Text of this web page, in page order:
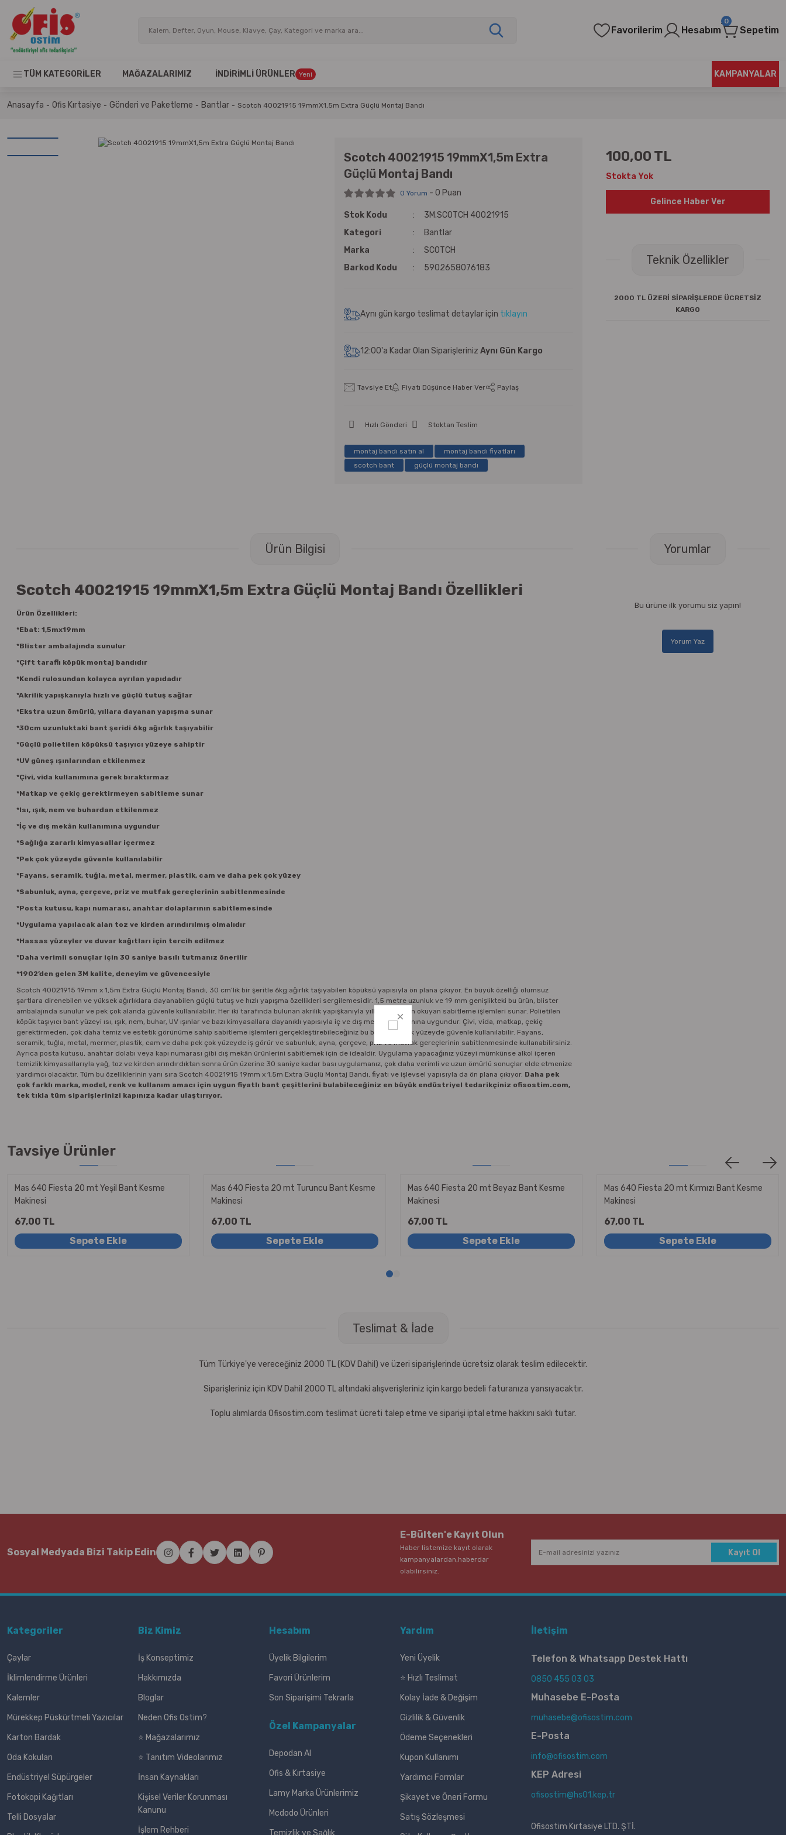
Favorilerim Hesabım Sepetim
0
TÜM KATEGORİLER MAĞAZALARIMIZ İNDİRİMLİ ÜRÜNLER Yeni KAMPANYALAR
Anasayfa Ofis Kırtasiye Gönderi ve Paketleme Bantlar Scotch 40021915 19mmX1,5m Extra Güçlü Montaj Bandı
Scotch 40021915 19mmX1,5m Extra
Güçlü Montaj Bandı
0 Yorum - 0 Puan
Stok Kodu
3M.SCOTCH 40021915
Kategori
Bantlar
Marka
SCOTCH
Barkod Kodu
5902658076183
Aynı gün kargo teslimat detaylar için tıklayın
12:00'a Kadar Olan Siparişleriniz Aynı Gün Kargo
Tavsiye Et Fiyatı Düşünce Haber Ver Paylaş
Hızlı Gönderi Stoktan Teslim
montaj bandı satın al
montaj bandı fiyatları
scotch bant
güçlü montaj bandı
100,00 TL
Stokta Yok
Gelince Haber Ver
Teknik Özellikler
2000 TL ÜZERİ SİPARİŞLERDE ÜCRETSİZ
KARGO
Ürün Bilgisi
Scotch 40021915 19mmX1,5m Extra Güçlü Montaj Bandı Özellikleri
Ürün Özellikleri:
*Ebat: 1,5mx19mm
*Blister ambalajında sunulur
*Çift taraflı köpük montaj bandıdır
*Kendi rulosundan kolayca ayrılan yapıdadır
*Akrilik yapışkanıyla hızlı ve güçlü tutuş sağlar
*Ekstra uzun ömürlü, yıllara dayanan yapışma sunar
*30cm uzunluktaki bant şeridi 6kg ağırlık taşıyabilir
*Güçlü polietilen köpüksü taşıyıcı yüzeye sahiptir
*UV güneş ışınlarından etkilenmez
*Çivi, vida kullanımına gerek bıraktırmaz
*Matkap ve çekiç gerektirmeyen sabitleme sunar
*Isı, ışık, nem ve buhardan etkilenmez
*İç ve dış mekân kullanımına uygundur
*Sağlığa zararlı kimyasallar içermez
*Pek çok yüzeyde güvenle kullanılabilir
*Fayans, seramik, tuğla, metal, mermer, plastik, cam ve daha pek çok yüzey
*Sabunluk, ayna, çerçeve, priz ve mutfak gereçlerinin sabitlenmesinde
*Posta kutusu, kapı numarası, anahtar dolaplarının sabitlemesinde
*Uygulama yapılacak alan toz ve kirden arındırılmış olmalıdır
*Hassas yüzeyler ve duvar kağıtları için tercih edilmez
*Daha verimli sonuçlar için 30 saniye basılı tutmanız önerilir
*1902’den gelen 3M kalite, deneyim ve güvencesiyle
Scotch 40021915 19mm x 1,5m Extra Güçlü Montaj Bandı, 30 cm’lik bir şeritle 6kg ağırlık taşıyabilen köpüksü yapısıyla ön plana çıkıyor. En büyük özelliği olumsuz
şartlara direnebilen ve yüksek ağırlıklara dayanabilen güçlü tutuş ve hızlı yapışma özellikleri sergilemesidir. 1,5 metre uzunluk ve 19 mm genişlikteki bu ürün, blister
ambalajında sunulur ve pek çok alanda güvenle kullanılabilir. Her iki tarafında bulunan akrilik yapışkanıyla yıllara meydan okuyan sabitleme işlemleri sunar. Polietilen
köpük taşıyıcı bant yüzeyi ısı, ışık, nem, buhar, UV ışınlar ve bazı kimyasallara dayanıklı yapısıyla iç ve dış mekân kullanımına uygundur. Çivi, vida, matkap, çekiç
gerektirmeden, çok daha temiz ve estetik görünüme sahip sabitleme işlemleri gerçekleştirebileceğiniz bu bant, pek çok yüzeyde güvenle kullanılabilir. Fayans,
seramik, tuğla, metal, mermer, plastik, cam ve daha pek çok yüzeyde iş görür ve sabunluk, ayna, çerçeve, priz ve mutfak gereçlerinin sabitlenmesinde kullanabilirsiniz.
Ayrıca posta kutusu, anahtar dolabı veya kapı numarası gibi dış mekân ürünlerini sabitlemek için de idealdir. Uygulama yapacağınız yüzeyi mümkünse alkol içeren
temizlik kimyasallarıyla yağ, toz ve kirden arındırdıktan sonra ürün üzerine 30 saniye kadar bası uygulamanız, çok daha verimli ve uzun ömürlü sonuçlar elde etmenize
yardımcı olacaktır. Tüm bu özelliklerinin yanı sıra Scotch 40021915 19mm x 1,5m Extra Güçlü Montaj Bandı, fiyatı ve işlevsel yapısıyla da ön plana çıkıyor. Daha pek
çok farklı marka, model, renk ve kullanım amacı için uygun fiyatlı bant çeşitlerini bulabileceğiniz en büyük endüstriyel tedarikçiniz ofisostim.com,
tek tıkla tüm siparişlerinizi kapınıza kadar ulaştırıyor.
Yorumlar
Bu ürüne ilk yorumu siz yapın!
Yorum Yaz
Tavsiye Ürünler
Mas 640 Fiesta 20 mt Yeşil Bant Kesme
Makinesi
67,00 TL
Sepete Ekle
Mas 640 Fiesta 20 mt Turuncu Bant Kesme
Makinesi
67,00 TL
Sepete Ekle
Mas 640 Fiesta 20 mt Beyaz Bant Kesme
Makinesi
67,00 TL
Sepete Ekle
Mas 640 Fiesta 20 mt Kırmızı Bant Kesme
Makinesi
67,00 TL
Sepete Ekle
Teslimat & İade
Tüm Türkiye'ye vereceğiniz 2000 TL (KDV Dahil) ve üzeri siparişlerinde ücretsiz olarak teslim edilecektir.
Siparişleriniz için KDV Dahil 2000 TL altındaki alışverişleriniz için kargo bedeli faturanıza yansıyacaktır.
Toplu alımlarda Ofisostim.com teslimat ücreti talep etme ve siparişi iptal etme hakkını saklı tutar.
Sosyal Medyada Bizi Takip Edin
E-Bülten'e Kayıt Olun
Haber listemize kayıt olarak
kampanyalardan,haberdar
olabilirsiniz.
Kayıt Ol
Kategoriler
Çaylar
İklimlendirme Ürünleri
Kalemler
Mürekkep Püskürtmeli Yazıcılar
Karton Bardak
Oda Kokuları
Endüstriyel Süpürgeler
Fotokopi Kağıtları
Telli Dosyalar
Biz Kimiz
İş Konseptimiz
Hakkımızda
Bloglar
Neden Ofis Ostim?
⭐ Mağazalarımız
⭐ Tanıtım Videolarımız
İnsan Kaynakları
Kişisel Veriler Korunması
Kanunu
İşlem Rehberi
Hesabım
Üyelik Bilgilerim
Favori Ürünlerim
Son Siparişimi Tekrarla
Özel Kampanyalar
Depodan Al
Ofis & Kırtasiye
Lamy Marka Ürünlerimiz
Mcdodo Ürünleri
Temizlik ve Sağlık
Yardım
Yeni Üyelik
⭐ Hızlı Teslimat
Kolay İade & Değişim
Gizlilik & Güvenlik
Ödeme Seçenekleri
Kupon Kullanımı
Yardımcı Formlar
Şikayet ve Öneri Formu
Satış Sözleşmesi
İletişim
Telefon & Whatsapp Destek Hattı
0850 455 03 03
Muhasebe E-Posta
muhasebe@ofisostim.com
E-Posta
info@ofisostim.com
KEP Adresi
ofisostim@hs01.kep.tr
Ofisostim Kırtasiye LTD. ŞTİ.